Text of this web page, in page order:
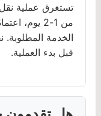
تستغرق عملية
من 1-2
الخدمة المطلوبة.
قبل بدء العملية.